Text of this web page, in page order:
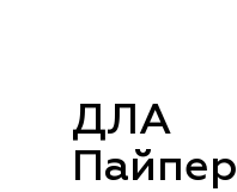
ДЛА
Пайпер